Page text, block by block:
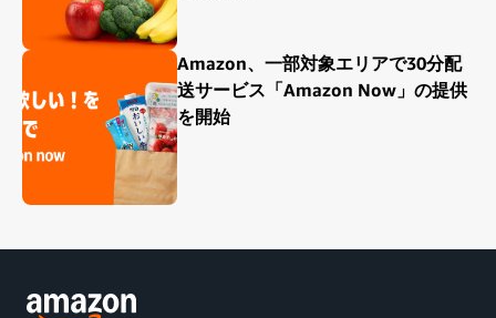
Amazon、一部対象エリアで30分配
送サービス「Amazon Now」の提供
を開始